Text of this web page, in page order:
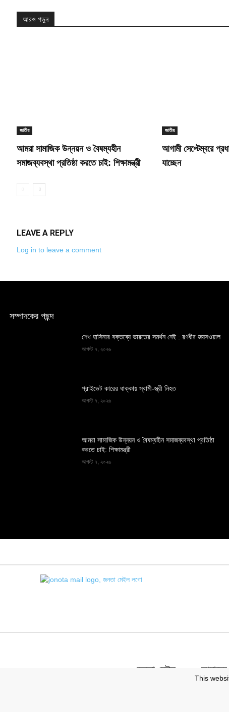
আরও পড়ুন
জাতীয়
আমরা সামাজিক উন্নয়ন ও বৈষম্যহীন
সমাজব্যবস্থা প্রতিষ্ঠা করতে চাই: শিক্ষামন্ত্রী
জাতীয়
আগামী সেপ্টেম্বরে
যাচ্ছেন
LEAVE A REPLY
Log in to leave a comment
সম্পাদকের পছন্দ
শেখ হাসিনার বক্তব্যে ভারতের সমর্থন নেই : রণধীর জয়সওয়াল
আগস্ট ৭, ২০২৬
প্রাইভেট কারের ধাক্কায় স্বামী-স্ত্রী নিহত
আগস্ট ৭, ২০২৬
আমরা সামাজিক উন্নয়ন ও বৈষম্যহীন সমাজব্যবস্থা প্রতিষ্ঠা
করতে চাই: শিক্ষামন্ত্রী
আগস্ট ৭, ২০২৬
জনতা মেইল আমাদের
This